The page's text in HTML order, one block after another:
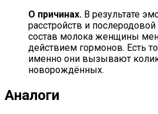
О причинах. В результате
расстройств и
состав молока женщины
действием гормонов. Есть
именно они вызывают
новорождённых.
Аналоги